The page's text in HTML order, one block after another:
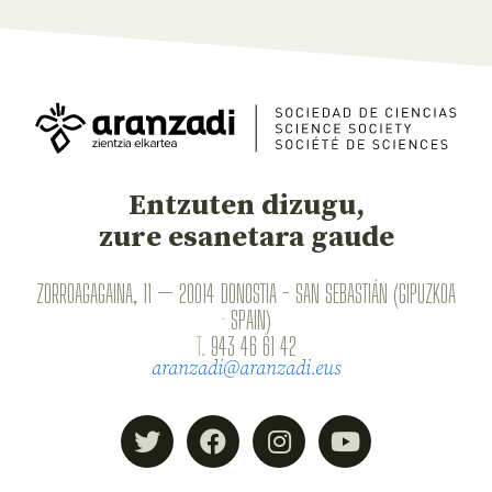
Entzuten dizugu,
zure esanetara gaude
ZORROAGAGAINA, 11 — 20014 DONOSTIA - SAN SEBASTIÁN (GIPUZKOA
· SPAIN)
T. 943 46 61 42
aranzadi@aranzadi.eus